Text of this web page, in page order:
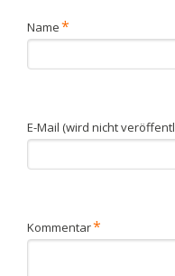
Pflichtfeld
Name*
Pflichtfeld
E-Mail (wird nicht
Pflichtfeld
Kommentar*